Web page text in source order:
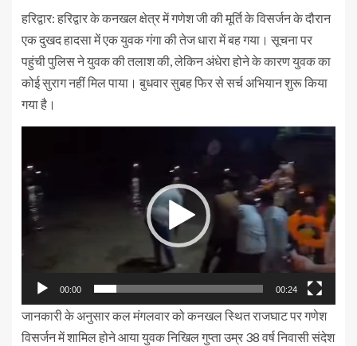
हरिद्वार: हरिद्वार के कनखल क्षेत्र में गणेश जी की मूर्ति के विसर्जन के दौरान
एक दुखद हादसा में एक युवक गंगा की तेज धारा में बह गया। सूचना पर
पहुंची पुलिस ने युवक की तलाश की, लेकिन अंधेरा होने के कारण युवक का
कोई सुराग नहीं मिल पाया। बुधवार सुबह फिर से सर्च अभियान शुरू किया
गया है।
00:00 00:24
जानकारी के अनुसार कल मंगलवार को कनखल स्थित राजघाट पर गणेश
विसर्जन में शामिल होने आया युवक निखिल गुप्ता उम्र 38 वर्ष निवासी संदेश